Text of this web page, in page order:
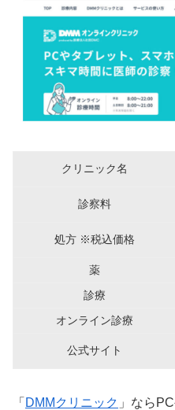
クリニック名
診察料
処方 ※税込価格
薬
診療
オンライン診療
公式サイト
「 DMMクリニック 」なら